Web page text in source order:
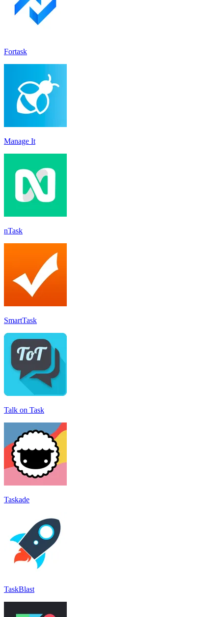
Fortask
Manage It
nTask
SmartTask
Talk on Task
Taskade
TaskBlast